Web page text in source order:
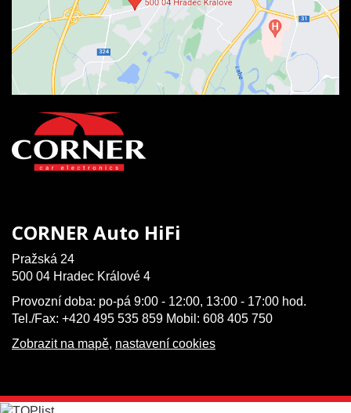
CORNER Auto HiFi
Pražská 24
500 04 Hradec Králové 4
Provozní doba: po-pá 9:00 - 12:00, 13:00 - 17:00 hod.
Tel./Fax: +420 495 535 859 Mobil: 608 405 750
Zobrazit na mapě, nastavení cookies